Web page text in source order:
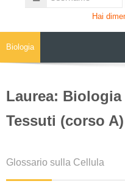
Hai
Biologia
Laurea:
Tessuti (corso
Glossario sulla Cellula